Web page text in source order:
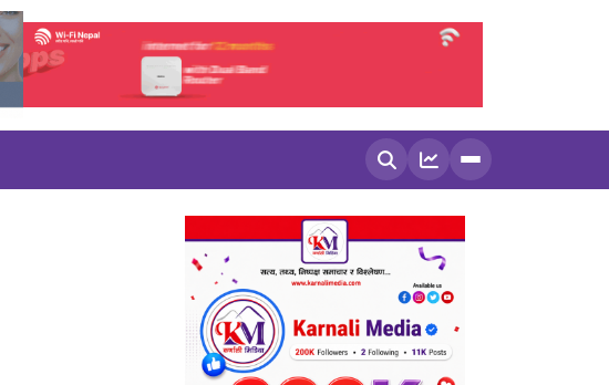
खोज्नुहोस